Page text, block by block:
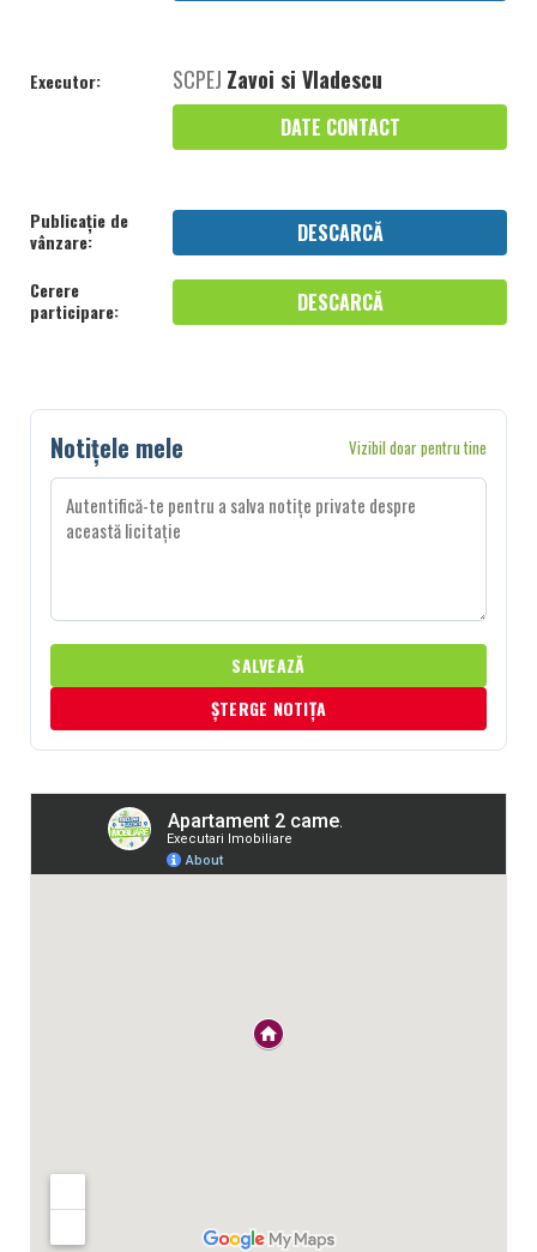
Executor: SCPEJ Zavoi si Vladescu
DATE CONTACT
Publicație de
vânzare:
DESCARCĂ
Cerere
participare:
DESCARCĂ
Notițele mele Vizibil doar pentru tine
SALVEAZĂ
ȘTERGE NOTIȚA